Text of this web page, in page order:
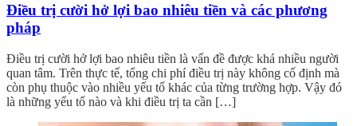
Điều trị cười hở lợi bao nhiêu tiền và các phương
pháp
Điều trị cười hở lợi bao nhiêu tiền là vấn đề được khá nhiều người
quan tâm. Trên thực tế, tổng chi phí điều trị này không cố định mà
còn phụ thuộc vào nhiều yếu tố khác của từng trường hợp. Vậy đó
là những yếu tố nào và khi điều trị ta cần […]